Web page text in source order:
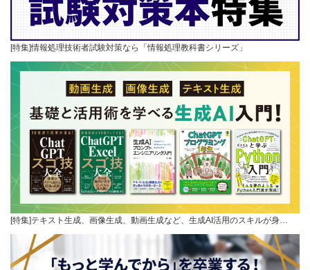
[特集]情報処理技術者試験対策なら「情報処理教科書シリーズ」
[特集]テキスト生成、画像生成、動画生成など、生成AI活用のスキルが身…